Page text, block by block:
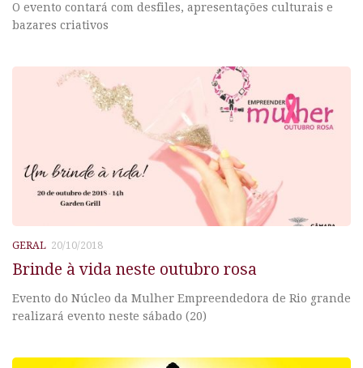
O evento contará com desfiles, apresentações culturais e
bazares criativos
GERAL 20/10/2018
Brinde à vida neste outubro rosa
Evento do Núcleo da Mulher Empreendedora de Rio grande
realizará evento neste sábado (20)